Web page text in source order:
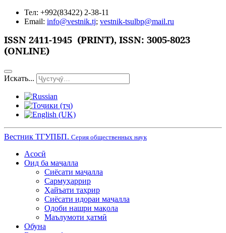
Тел: +992(83422) 2-38-11
Email: info@vestnik.tj; vestnik-tsulbp@mail.ru
ISSN 2411-1945 (PRINT), ISSN: 3005-8023
(ONLINE)
Искать...
Вестник ТГУПБП. Серия общественных наук
Асосӣ
Оид ба маҷалла
Сиёсати маҷалла
Сармуҳаррир
Ҳайъати таҳрир
Сиёсати идораи маҷалла
Одоби нашри мақола
Маълумоти ҳатмӣ
Обуна